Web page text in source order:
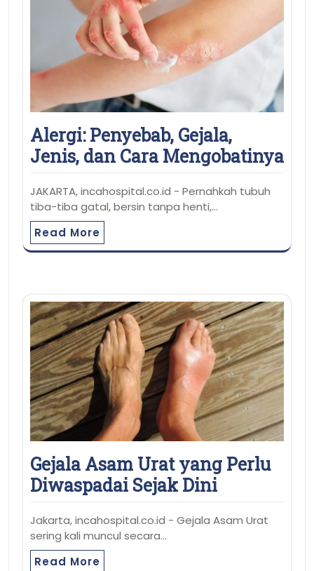
Alergi: Penyebab, Gejala,
Jenis, dan Cara Mengobatinya
JAKARTA, incahospital.co.id - Pernahkah tubuh
tiba-tiba gatal, bersin tanpa henti,…
Read More
Gejala Asam Urat yang Perlu
Diwaspadai Sejak Dini
Jakarta, incahospital.co.id - Gejala Asam Urat
sering kali muncul secara…
Read More